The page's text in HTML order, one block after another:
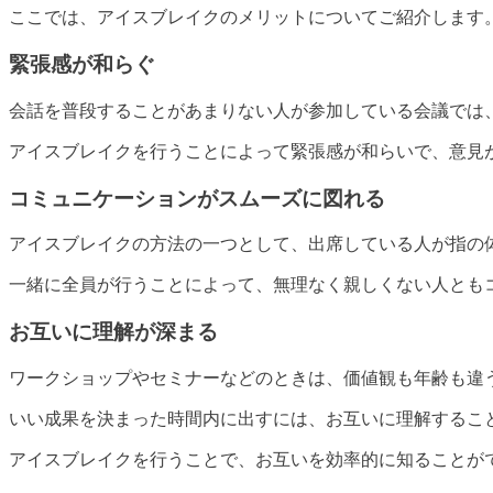
ここでは、アイスブレイクのメリットについてご紹介します
緊張感が和らぐ
会話を普段することがあまりない人が参加している会議で
アイスブレイクを行うことによって緊張感が和らいで、意
コミュニケーションがスムーズに図れる
アイスブレイクの方法の一つとして、出席している人が指
一緒に全員が行うことによって、無理なく親しくない人と
お互いに理解が深まる
ワークショップやセミナーなどのときは、価値観も年齢も
いい成果を決まった時間内に出すには、お互いに理解するこ
アイスブレイクを行うことで、お互いを効率的に知ることが